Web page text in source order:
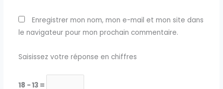
Enregistrer mon nom, mon e-mail et mon site dans
le navigateur pour mon prochain commentaire.
Saisissez votre réponse en chiffres
18 − 13 =